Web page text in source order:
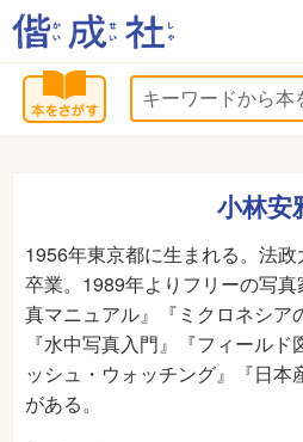
小林安
1956年東京都に生まれる。法
卒業。1989年よりフリーの写
真マニュアル』『ミクロネシア
『水中写真入門』『フィール
ッシュ・ウォッチング』『日本
がある。